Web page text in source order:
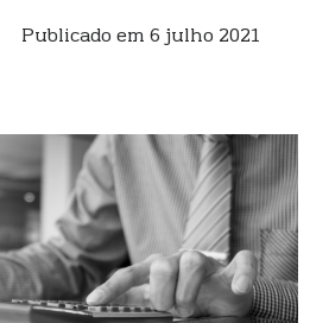
Publicado em 6 julho 2021